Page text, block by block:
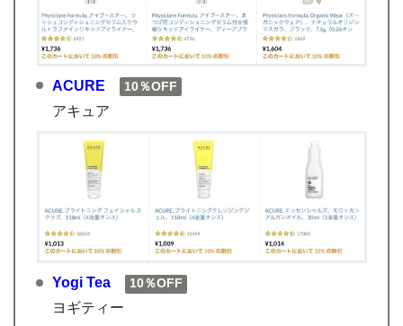
ACURE 10％OFF
アキュア
Yogi Tea 10％OFF
ヨギティー